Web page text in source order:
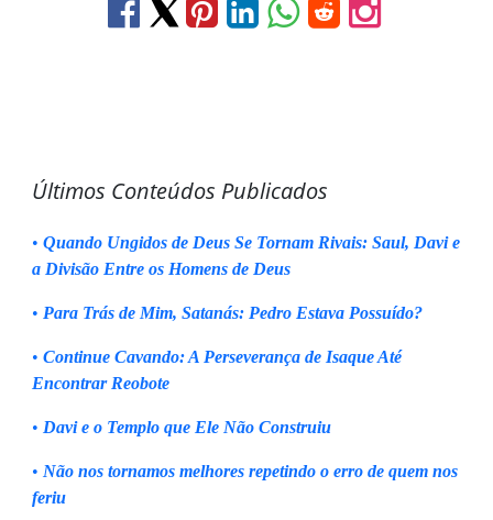
Últimos Conteúdos Publicados
• Quando Ungidos de Deus Se Tornam Rivais: Saul, Davi e
a Divisão Entre os Homens de Deus
• Para Trás de Mim, Satanás: Pedro Estava Possuído?
• Continue Cavando: A Perseverança de Isaque Até
Encontrar Reobote
• Davi e o Templo que Ele Não Construiu
• Não nos tornamos melhores repetindo o erro de quem nos
feriu